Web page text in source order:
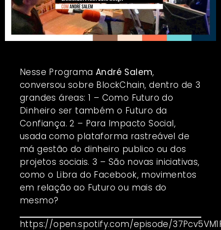
Nesse Programa André Salem,
conversou sobre BlockChain, dentro de 3
grandes áreas: 1 – Como Futuro do
Dinheiro ser também o Futuro da
Confiança. 2 – Para Impacto Social,
usada como plataforma rastreável de
má gestão do dinheiro publico ou dos
projetos sociais. 3 – São novas iniciativas,
como o Libra do Facebook, movimentos
em relação ao Futuro ou mais do
mesmo?
https://open.spotify.com/episode/